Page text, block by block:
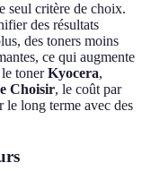
seul critère de choix.
des résultats
des toners moins
ce qui augmente
tonerKyocera,
Choisir, le coût par
le long terme avec des